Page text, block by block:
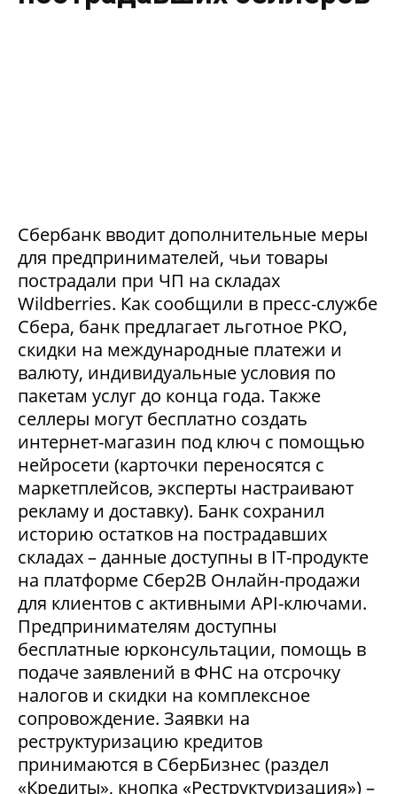
Сбербанк вводит дополнительные меры
для предпринимателей, чьи товары
пострадали при ЧП на складах
Wildberries. Как сообщили в пресс-службе
Сбера, банк предлагает льготное РКО,
скидки на международные платежи и
валюту, индивидуальные условия по
пакетам услуг до конца года. Также
селлеры могут бесплатно создать
интернет-магазин под ключ с помощью
нейросети (карточки переносятся с
маркетплейсов, эксперты настраивают
рекламу и доставку). Банк сохранил
историю остатков на пострадавших
складах – данные доступны в IT-продукте
на платформе Сбер2В Онлайн-продажи
для клиентов с активными API-ключами.
Предпринимателям доступны
бесплатные юрконсультации, помощь в
подаче заявлений в ФНС на отсрочку
налогов и скидки на комплексное
сопровождение. Заявки на
реструктуризацию кредитов
принимаются в СберБизнес (раздел
«Кредиты», кнопка «Реструктуризация») –